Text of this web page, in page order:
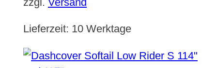
Lieferzeit: 10 Werktage